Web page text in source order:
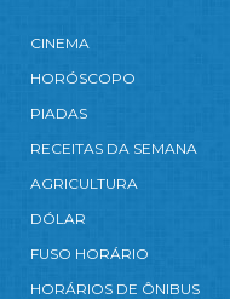
CINEMA
HORÓSCOPO
PIADAS
RECEITAS DA SEMANA
AGRICULTURA
DÓLAR
FUSO HORÁRIO
HORÁRIOS DE ÔNIBUS